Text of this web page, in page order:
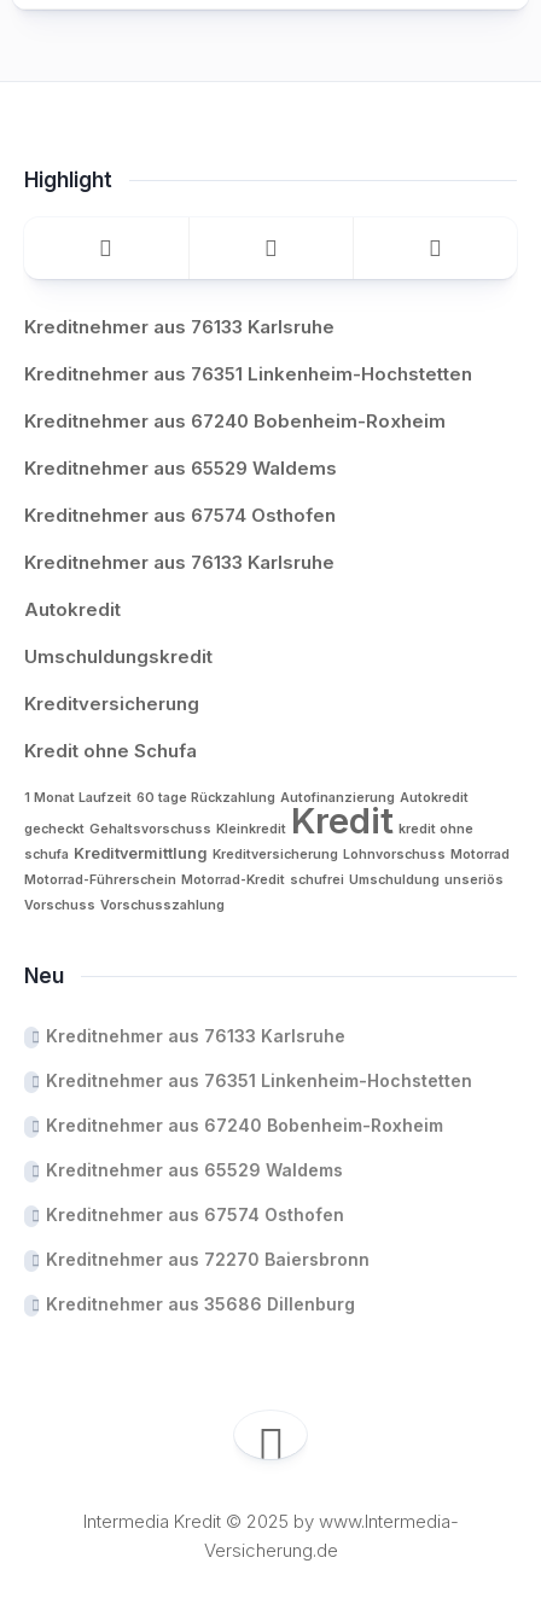
Highlight
Kreditnehmer aus 76133 Karlsruhe
Kreditnehmer aus 76351 Linkenheim-Hochstetten
Kreditnehmer aus 67240 Bobenheim-Roxheim
Kreditnehmer aus 65529 Waldems
Kreditnehmer aus 67574 Osthofen
Kreditnehmer aus 76133 Karlsruhe
Autokredit
Umschuldungskredit
Kreditversicherung
Kredit ohne Schufa
1 Monat Laufzeit 60 tage Rückzahlung Autofinanzierung Autokredit
gecheckt Gehaltsvorschuss Kleinkredit Kredit kredit ohne
schufa Kreditvermittlung Kreditversicherung Lohnvorschuss Motorrad
Motorrad-Führerschein Motorrad-Kredit schufrei Umschuldung unseriös
Vorschuss Vorschusszahlung
Neu
Kreditnehmer aus 76133 Karlsruhe
Kreditnehmer aus 76351 Linkenheim-Hochstetten
Kreditnehmer aus 67240 Bobenheim-Roxheim
Kreditnehmer aus 65529 Waldems
Kreditnehmer aus 67574 Osthofen
Kreditnehmer aus 72270 Baiersbronn
Kreditnehmer aus 35686 Dillenburg
Intermedia Kredit © 2025 by www.Intermedia-
Versicherung.de